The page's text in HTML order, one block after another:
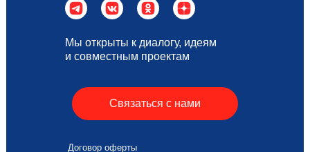
Связаться с нами
Договор оферты
Мы открыты к диалогу, идеям
и совместным проектам